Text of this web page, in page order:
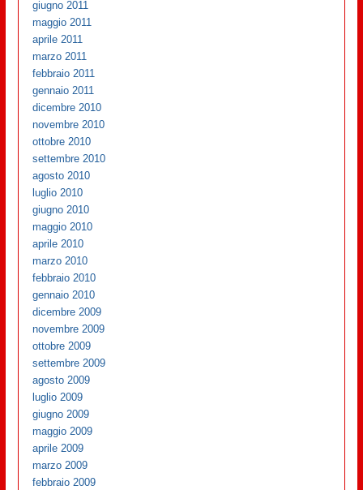
giugno 2011
maggio 2011
aprile 2011
marzo 2011
febbraio 2011
gennaio 2011
dicembre 2010
novembre 2010
ottobre 2010
settembre 2010
agosto 2010
luglio 2010
giugno 2010
maggio 2010
aprile 2010
marzo 2010
febbraio 2010
gennaio 2010
dicembre 2009
novembre 2009
ottobre 2009
settembre 2009
agosto 2009
luglio 2009
giugno 2009
maggio 2009
aprile 2009
marzo 2009
febbraio 2009